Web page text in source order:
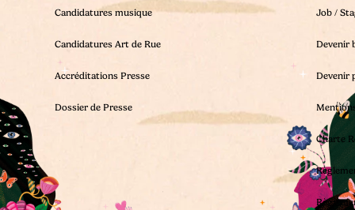
Candidatures musique
Candidatures Art de Rue
Accréditations Presse
Dossier de Presse
Job /
Devenir
Devenir
Charte